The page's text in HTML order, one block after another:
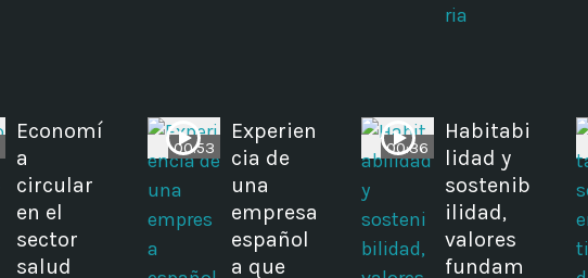
ria
Economí
a
circular
en el
sector
salud
00:53
Experien
cia de
una
empresa
español
a que
00:36
Habitabi
lidad y
sostenib
ilidad,
valores
fundam